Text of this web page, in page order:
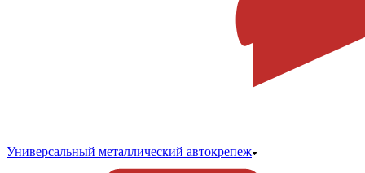
Универсальный металлический автокрепеж